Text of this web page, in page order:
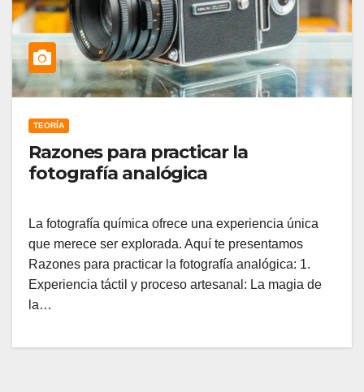
TEORÍA
Razones para practicar la
fotografía analógica
La fotografía química ofrece una experiencia única
que merece ser explorada. Aquí te presentamos
Razones para practicar la fotografía analógica: 1.
Experiencia táctil y proceso artesanal: La magia de
la…